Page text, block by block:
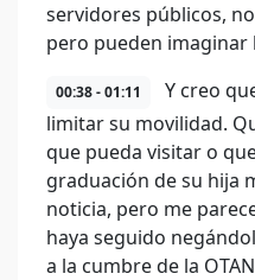
servidores públicos,
pero pueden imaginar
00:38 - 01:11
Y creo
limitar su movilidad.
que pueda visitar o
graduación de su hija
noticia, pero me
haya seguido
a la cumbre de la